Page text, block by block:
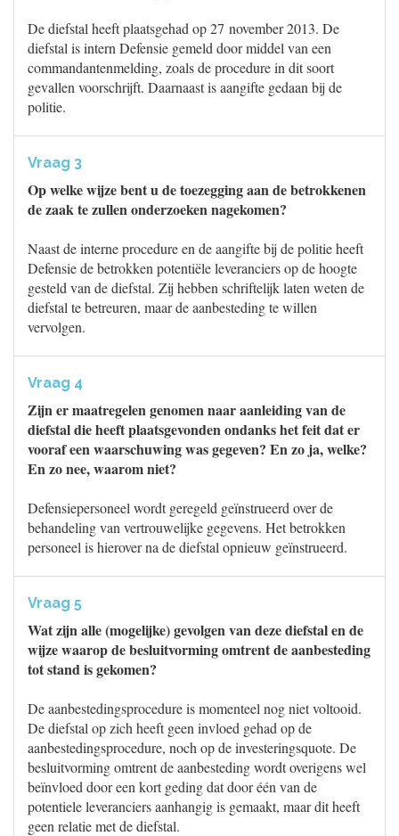
De diefstal heeft plaatsgehad op 27 november 2013. De
diefstal is intern Defensie gemeld door middel van een
commandantenmelding, zoals de procedure in dit soort
gevallen voorschrijft. Daarnaast is aangifte gedaan bij de
politie.
Vraag 3
Op welke wijze bent u de toezegging aan de betrokkenen
de zaak te zullen onderzoeken nagekomen?
Naast de interne procedure en de aangifte bij de politie heeft
Defensie de betrokken potentiële leveranciers op de hoogte
gesteld van de diefstal. Zij hebben schriftelijk laten weten de
diefstal te betreuren, maar de aanbesteding te willen
vervolgen.
Vraag 4
Zijn er maatregelen genomen naar aanleiding van de
diefstal die heeft plaatsgevonden ondanks het feit dat er
vooraf een waarschuwing was gegeven? En zo ja, welke?
En zo nee, waarom niet?
Defensiepersoneel wordt geregeld geïnstrueerd over de
behandeling van vertrouwelijke gegevens. Het betrokken
personeel is hierover na de diefstal opnieuw geïnstrueerd.
Vraag 5
Wat zijn alle (mogelijke) gevolgen van deze diefstal en de
wijze waarop de besluitvorming omtrent de aanbesteding
tot stand is gekomen?
De aanbestedingsprocedure is momenteel nog niet voltooid.
De diefstal op zich heeft geen invloed gehad op de
aanbestedingsprocedure, noch op de investeringsquote. De
besluitvorming omtrent de aanbesteding wordt overigens wel
beïnvloed door een kort geding dat door één van de
potentiele leveranciers aanhangig is gemaakt, maar dit heeft
geen relatie met de diefstal.